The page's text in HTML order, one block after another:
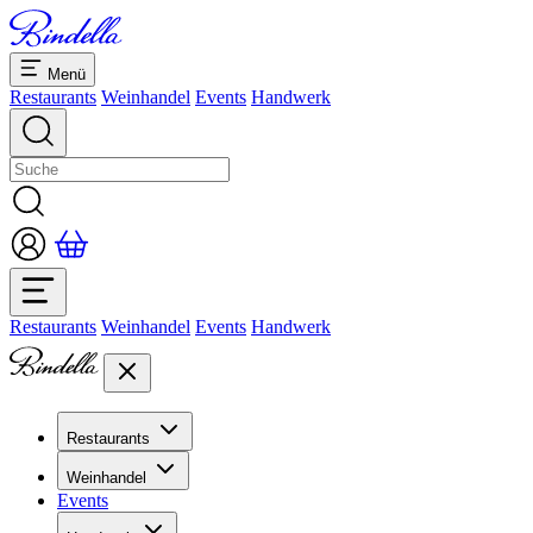
Menü
Restaurants Weinhandel Events Handwerk
Restaurants Weinhandel Events Handwerk
Restaurants
Übersicht Restaurants
Bankette & Events
Dolcezze
Weinhandel
Übersicht
Events